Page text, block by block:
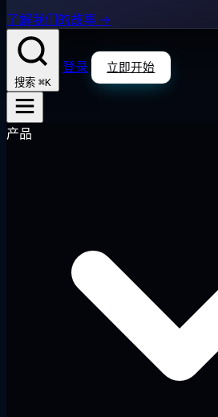
了解我们的故事 →
搜索 ⌘K
登录 立即开始
产品